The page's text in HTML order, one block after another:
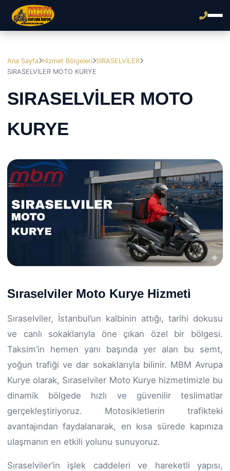
Ana Sayfa Hizmet Bölgeleri SIRASELVİLER
SIRASELVİLER MOTO KURYE
SIRASELVİLER MOTO
KURYE
Sıraselviler Moto Kurye Hizmeti
Sıraselviler, İstanbul’un kalbinin attığı, tarihi dokusu
ve canlı sokaklarıyla öne çıkan özel bir bölgesi.
Taksim’in hemen yanı başında yer alan bu semt,
yoğun trafiği ve dar sokaklarıyla bilinir. MBM Avrupa
Kurye olarak, Sıraselviler Moto Kurye hizmetimizle bu
dinamik bölgede hızlı ve güvenilir teslimatlar
gerçekleştiriyoruz. Motosikletlerin trafikteki
avantajından faydalanarak, en kısa sürede kapınıza
ulaşmanın en etkili yolunu sunuyoruz.
Sıraselviler’in işlek caddeleri ve hareketli yapısı,